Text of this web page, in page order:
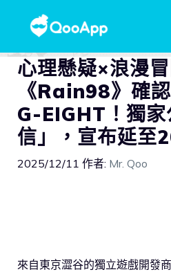
心理懸疑×浪漫
《Rain98》確
G-EIGHT！獨家
信」，宣布延至
2025/12/11 作者: Mr. Qoo
來自東京澀谷的獨立遊戲開發